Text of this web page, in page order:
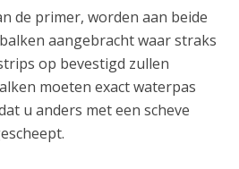
de primer, worden aan beide
aangebracht waar straks
op bevestigd zullen
moeten exact waterpas
u anders met een scheve